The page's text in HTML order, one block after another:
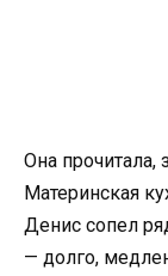
Она прочитала,
Материнская
Денис сопел
— долго,